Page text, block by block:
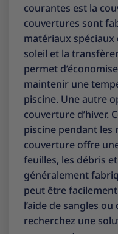
courantes est la
couvertures sont
matériaux
soleil et la
permet
maintenir une
piscine. Une autre
couverture d’hiver.
piscine pendant les
couverture offre
feuilles, les débris
généralement
peut être
l’aide de sangles
recherchez une